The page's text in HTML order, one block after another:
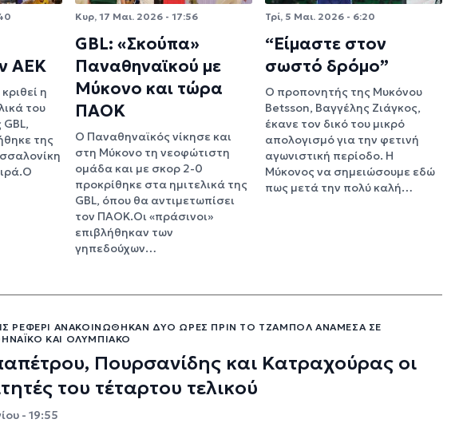
ΑΕΚ
η
του
της
Κυρ, 17 Μαι. 2026 - 17:56
GBL: «Σκούπα»
Παναθηναϊκού με
Μύκονο και τώρα
ΠΑΟΚ
Ο Παναθηναϊκός νίκησε και
στη Μύκονο τη νεοφώτιστη
ομάδα και με σκορ 2-0
προκρίθηκε στα ημιτελικά της
GBL, όπου θα αντιμετωπίσει
τον ΠΑΟΚ.Οι «πράσινοι»
επιβλήθηκαν των
γηπεδούχων…
Τρί, 5 Μαι. 2026 - 6:20
“Είμαστε στον
σωστό δρόμο”
Ο προπονητής της Μυκόνου
Betsson, Βαγγέλης Ζιάγκος,
έκανε τον δικό του μικρό
απολογισμό για την φετινή
αγωνιστική περίοδο. Η
Μύκονος να σημειώσουμε εδώ
πως μετά την πολύ καλή…
ΡΈΦΕΡΙ ΑΝΑΚΟΙΝΏΘΗΚΑΝ ΔΎΟ ΏΡΕΣ ΠΡΙΝ ΤΟ ΤΖΆΜΠΟΛ ΑΝΆΜΕΣΑ ΣΕ
ΚΑΙ ΟΛΥΜΠΙΑΚΌ
Πουρσανίδης και Κατραχούρας οι
του τέταρτου τελικού
- 19:55